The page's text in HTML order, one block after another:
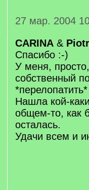
27 мар. 2004
CARINA & Piotr
Спасибо :-)
У меня,
собственный
Нашла кой-
общем-то, как
осталась.
Удачи всем и